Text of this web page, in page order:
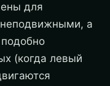
для
неподвижными, а
(когда левый